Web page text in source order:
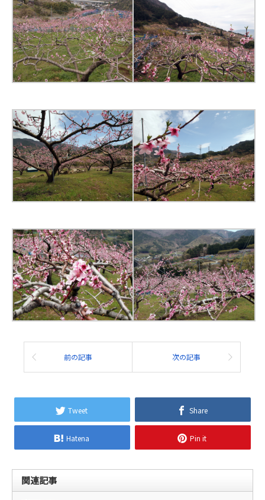
前の記事 次の記事
Tweet Share
Hatena Pin it
関連記事